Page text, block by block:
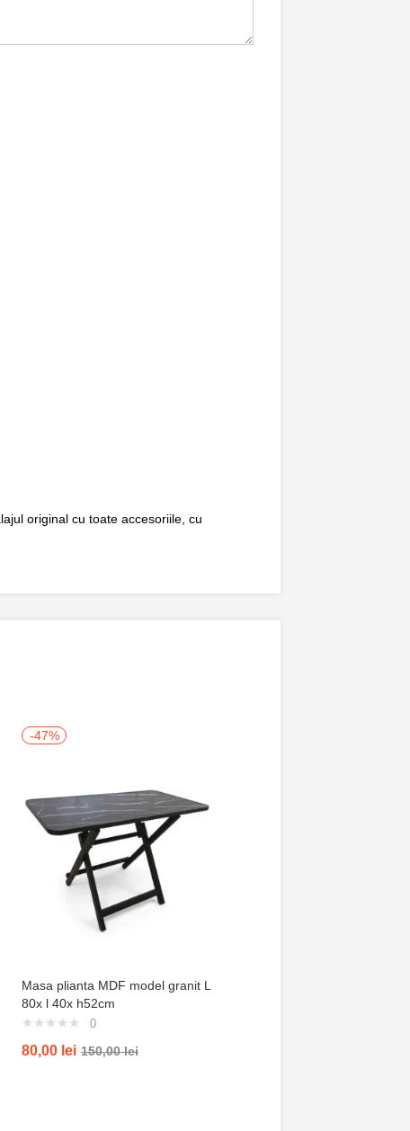
original cu toate accesoriile, cu
-47%
Masa plianta MDF model granit L
80x l 40x h52cm
0
80,00 lei 150,00lei